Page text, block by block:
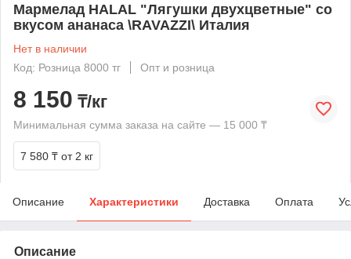
Мармелад HALAL "Лягушки двухцветные" со
вкусом ананаса \RAVAZZI\ Италия
Нет в наличии
Код: Розница 8000 тг
Опт и розница
8 150 ₸/кг
Минимальная сумма заказа на сайте — 15 000 ₸
7 580 ₸ от 2 кг
Описание Характеристики Доставка Оплата
Описание